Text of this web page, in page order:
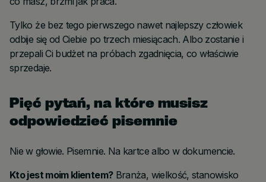
Tylko że bez tego pierwszego nawet najlepszy człowiek
odbije się od Ciebie po trzech miesiącach. Albo zostanie i
przepali Ci budżet na próbach zgadnięcia, co właściwie
sprzedaje.
Pięć pytań, na które musisz
odpowiedzieć pisemnie
Nie w głowie. Pisemnie. Na kartce albo w dokumencie.
Kto jest moim klientem?Branża, wielkość, stanowisko